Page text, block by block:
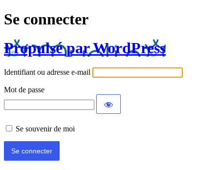
Se connecter
Propulsé par WordPress
Identifiant ou adresse e-mail
Mot de passe
Se souvenir de moi